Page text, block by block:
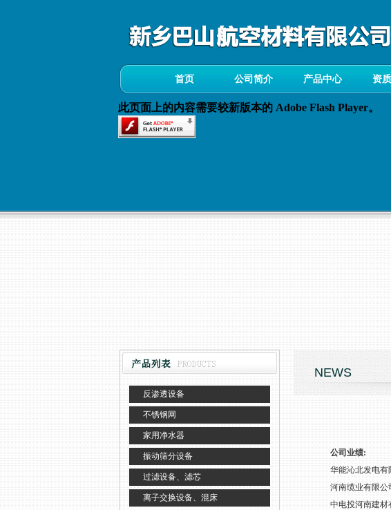
首页 公司简介 产品中心 资
此页面上的内容需要较新版本的 Adobe Flash Player。
反渗透设备
不锈钢网
家用净水器
振动筛分设备
过滤设备、滤芯
离子交换设备、混床
NEWS
公司业绩:
华能沁北发电有
河南缆业有限公
中电投河南建材